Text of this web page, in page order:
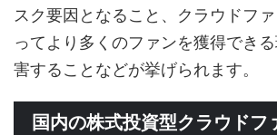
スク要因となること、クラウドフ
ってより多くのファンを獲得でき
害することなどが挙げられます。
国内の株式投資型クラウドフ